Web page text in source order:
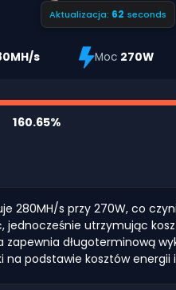
Aktualizacja:61 seconds
s Moc 270W
160.65%
280MH/s przy 270W, co
utrzymując
zapewnia długoterminową
na podstawie kosztów